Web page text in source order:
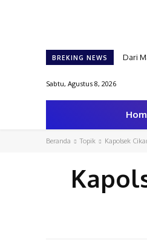
BREKING NEWS Dari
Sabtu, Agustus 8, 2026
Beranda Topik Kapolsek